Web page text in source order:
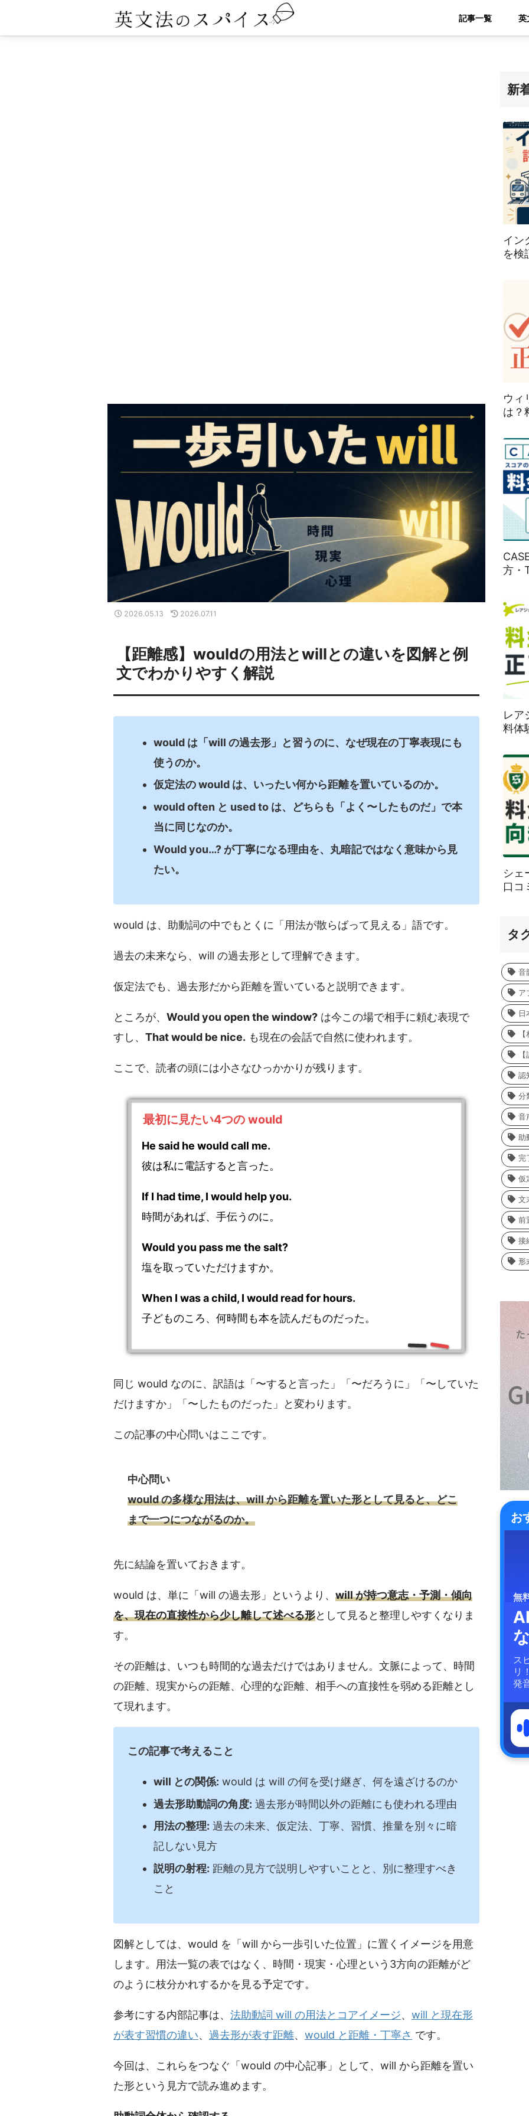
記事一覧
【距離感】wouldの用法とwillとの違いを図解と例
文でわかりやすく解説
2026.05.13 2026.07.11
would は「will の過去形」と習うのに、なぜ現在の丁寧表現にも
使うのか。
仮定法の would は、いったい何から距離を置いているのか。
would often と used to は、どちらも「よく〜したものだ」で本
当に同じなのか。
Would you…? が丁寧になる理由を、丸暗記ではなく意味から見
たい。
would は、助動詞の中でもとくに「用法が散らばって見える」語です。
過去の未来なら、will の過去形として理解できます。
仮定法でも、過去形だから距離を置いていると説明できます。
ところが、 Would you open the window? は今この場で相手に頼む表現で
すし、 That would be nice. も現在の会話で自然に使われます。
ここで、読者の頭には小さなひっかかりが残ります。
最初に見たい4つの would
He said he would call me.
彼は私に電話すると言った。
If I had time, I would help you.
時間があれば、手伝うのに。
Would you pass me the salt?
塩を取っていただけますか。
When I was a child, I would read for hours.
子どものころ、何時間も本を読んだものだった。
同じ would なのに、訳語は「〜すると言った」「〜だろうに」「〜していた
だけますか」「〜したものだった」と変わります。
この記事の中心問いはここです。
中心問い
would の多様な用法は、will から距離を置いた形として見ると、どこ
まで一つにつながるのか。
先に結論を置いておきます。
would は、単に「will の過去形」というより、 will が持つ意志・予測・傾向
を、現在の直接性から少し離して述べる形として見ると整理しやすくなりま
す。
その距離は、いつも時間的な過去だけではありません。文脈によって、時間
の距離、現実からの距離、心理的な距離、相手への直接性を弱める距離とし
て現れます。
この記事で考えること
will との関係: would は will の何を受け継ぎ、何を遠ざけるのか
過去形助動詞の角度: 過去形が時間以外の距離にも使われる理由
用法の整理: 過去の未来、仮定法、丁寧、習慣、推量を別々に暗
記しない見方
説明の射程: 距離の見方で説明しやすいことと、別に整理すべき
こと
図解としては、would を「will から一歩引いた位置」に置くイメージを用意
します。用法一覧の表ではなく、時間・現実・心理という3方向の距離がど
のように枝分かれするかを見る予定です。
参考にする内部記事は、 法助動詞 will の用法とコアイメージ、 will と現在形
が表す習慣の違い、 過去形が表す距離、 would と距離・丁寧さ です。
今回は、これらをつなぐ「would の中心記事」として、will から距離を置い
た形という見方で読み進めます。
新
イン
を検
ウィ
は？
方・
レア
料体
シェ
口コ
タ
音
ア
日
認
分
音
助
完
仮
文
前
接
形
お
無
ス
リ
発